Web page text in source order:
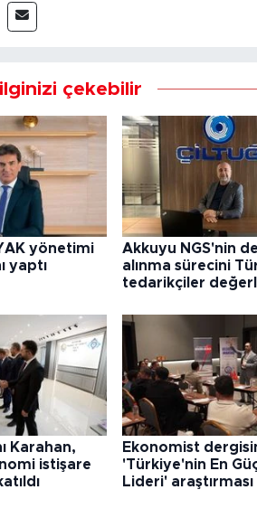
çekebilir
yönetimi
yaptı
Akkuyu NGS'nin
alınma sürecini
tedarikçiler
Karahan,
istişare
Ekonomist
'Türkiye'nin En
Lideri' araştırması